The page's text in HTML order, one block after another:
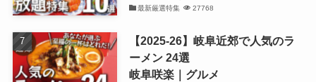
最新厳選特集 27768
【2025-26】岐阜近郊で人気のラ
ーメン 24選
岐阜咲楽｜グルメ